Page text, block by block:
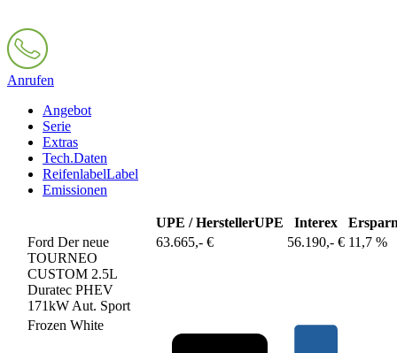
Anrufen
Angebot
Serie
Extras
Tech.Daten
ReifenlabelLabel
Emissionen
UPE / HerstellerUPE Interex
Ford Der neue
TOURNEO
CUSTOM 2.5L
Duratec PHEV
171kW Aut. Sport
63.665,- € 56.190,- € 11,7 %
Frozen White